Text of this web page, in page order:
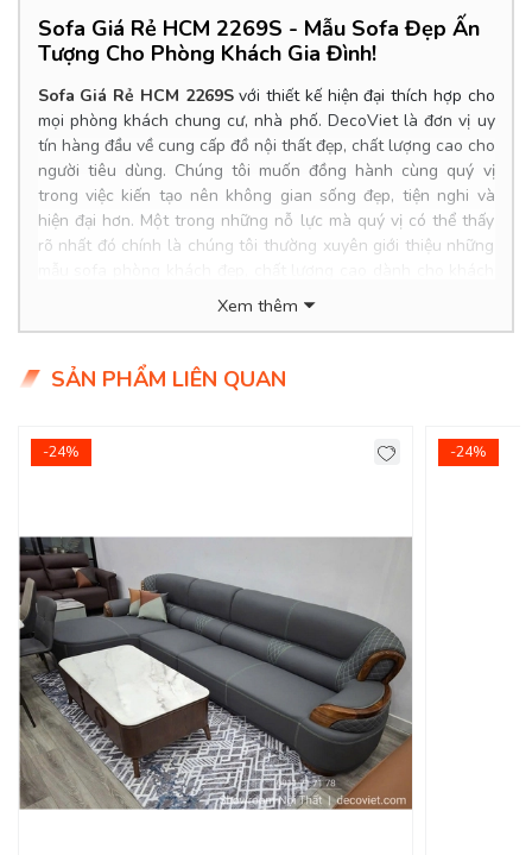
Sofa Giá Rẻ HCM 2269S - Mẫu Sofa Đẹp Ấn
Tượng Cho Phòng Khách Gia Đình!
Sofa Giá Rẻ HCM 2269S với thiết kế hiện đại thích hợp cho
mọi phòng khách chung cư, nhà phố. DecoViet là đơn vị uy
tín hàng đầu về cung cấp đồ nội thất đẹp, chất lượng cao cho
người tiêu dùng. Chúng tôi muốn đồng hành cùng quý vị
trong việc kiến tạo nên không gian sống đẹp, tiện nghi và
hiện đại hơn. Một trong những nỗ lực mà quý vị có thể thấy
rõ nhất đó chính là chúng tôi thường xuyên giới thiệu những
hàng. Với nhu cầu về mẫu sofa phòng khách của khách hàng
với mong muốn kiến tạo, mang tới không gian sống lý tưởng
Product Info
Khung ghế
Nệm ngồi:Mút D40 cao cấp
Giá bán:0đ
Tình trạng:
Hàng mới - Còn hàng
Giao Hàng Miễn Phí
Delivery Free:Miễn phí giao hàng tại TPHCM, Biên Hòa, nội
thành Bình Dương. - Các tỉnh khác tính phí giao Chành xe
Xem thêm
SẢN PHẨM LIÊN QUAN
-24% -24%